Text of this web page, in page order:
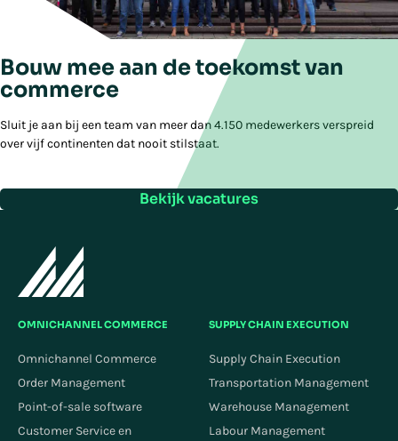
Bouw mee aan de toekomst van
commerce
Sluit je aan bij een team van meer dan 4.150 medewerkers verspreid
over vijf continenten dat nooit stilstaat.
Bekijk vacatures
OMNICHANNEL COMMERCE
Omnichannel Commerce
Order Management
Point-of-sale software
Customer Service en
SUPPLY CHAIN EXECUTION
Supply Chain Execution
Transportation Management
Warehouse Management
Labour Management